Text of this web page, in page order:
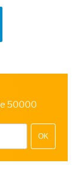
50000
OK